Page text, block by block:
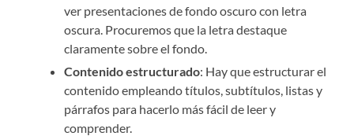
ver presentaciones de fondo oscuro con letra
oscura. Procuremos que la letra destaque
claramente sobre el fondo.
Contenido estructurado: Hay que estructurar el
contenido empleando títulos, subtítulos, listas y
párrafos para hacerlo más fácil de leer y
comprender.